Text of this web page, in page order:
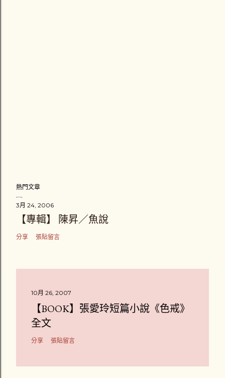
熱門文章
3月 24, 2006
【專輯】 陳昇／魚說
分享 張貼留言
10月 26, 2007
【BOOK】張愛玲短篇小說《色戒》
全文
分享 張貼留言